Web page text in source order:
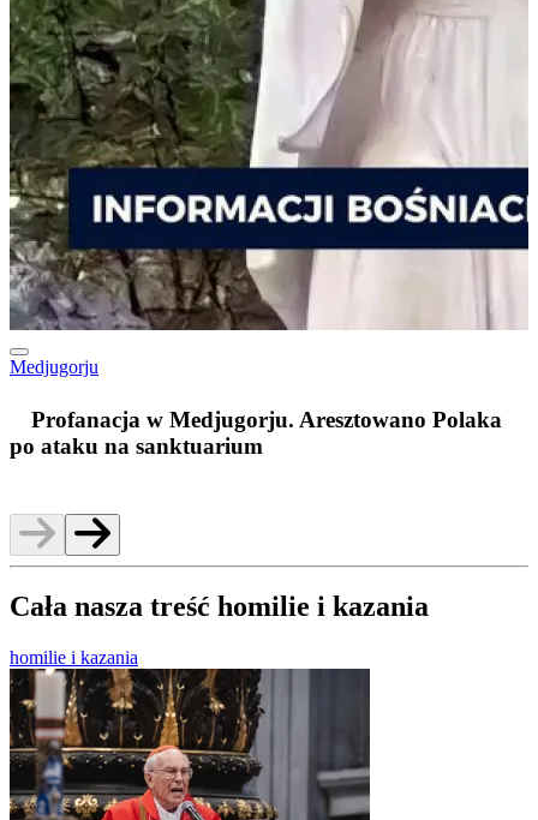
Medjugorju
Profanacja w Medjugorju. Aresztowano Polaka
po ataku na sanktuarium
Cała nasza treść homilie i kazania
homilie i kazania